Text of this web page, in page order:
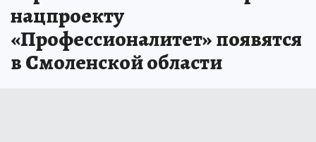
нацпроекту
«Профессионалитет» появятся
в Смоленской области